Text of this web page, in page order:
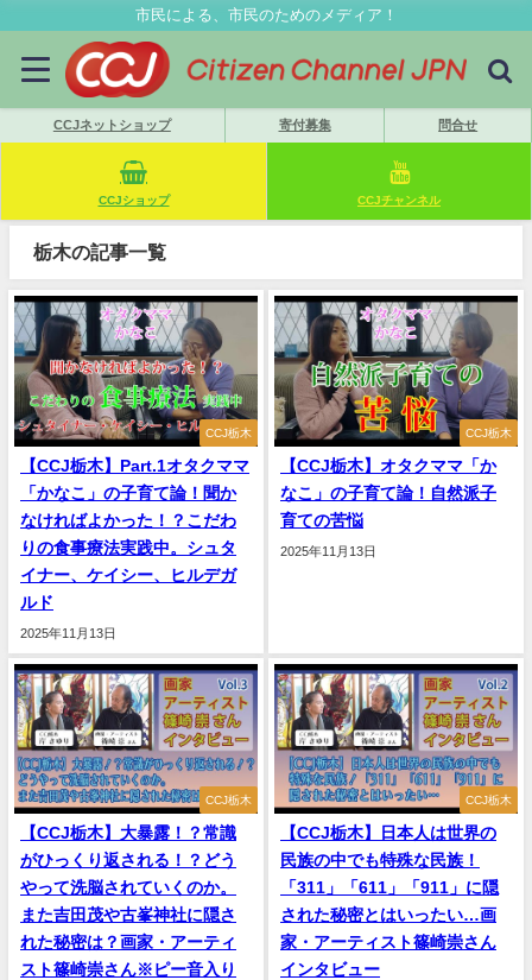
市民による、市民のためのメディア！
CCJネットショップ 寄付募集 問合せ
CCJショップ CCJチャンネル
栃木の記事一覧
CCJ栃木
【CCJ栃木】Part.1オタクママ
「かなこ」の子育て論！聞か
なければよかった！？こだわ
りの食事療法実践中。シュタ
イナー、ケイシー、ヒルデガ
ルド
2025年11月13日
CCJ栃木
【CCJ栃木】オタクママ「か
なこ」の子育て論！自然派子
育ての苦悩
2025年11月13日
CCJ栃木
【CCJ栃木】大暴露！？常識
がひっくり返される！？どう
やって洗脳されていくのか。
また吉田茂や古峯神社に隠さ
れた秘密は？画家・アーティ
スト篠崎崇さん※ピー音入り
CCJ栃木
【CCJ栃木】日本人は世界の
民族の中でも特殊な民族！
「311」「611」「911」に隠
された秘密とはいったい…画
家・アーティスト篠崎崇さん
インタビュー